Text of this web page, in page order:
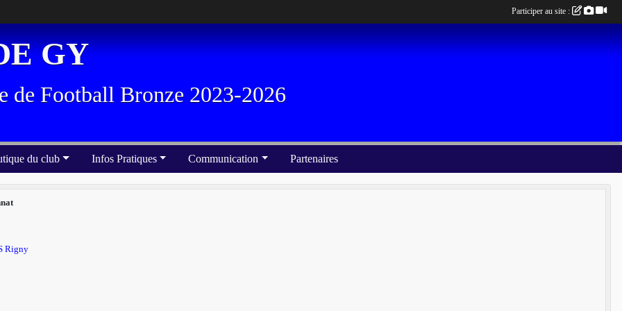
GY
de Football Bronze 2023-2026
du club Infos Pratiques Communication Partenaires
Rigny
Participer au site :